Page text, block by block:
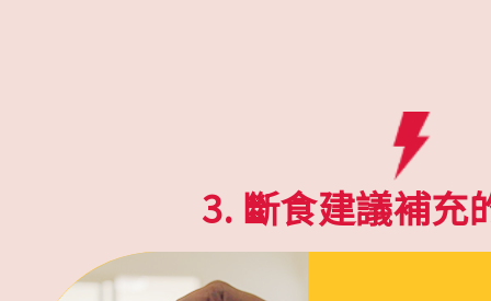
3. 斷食建議補充